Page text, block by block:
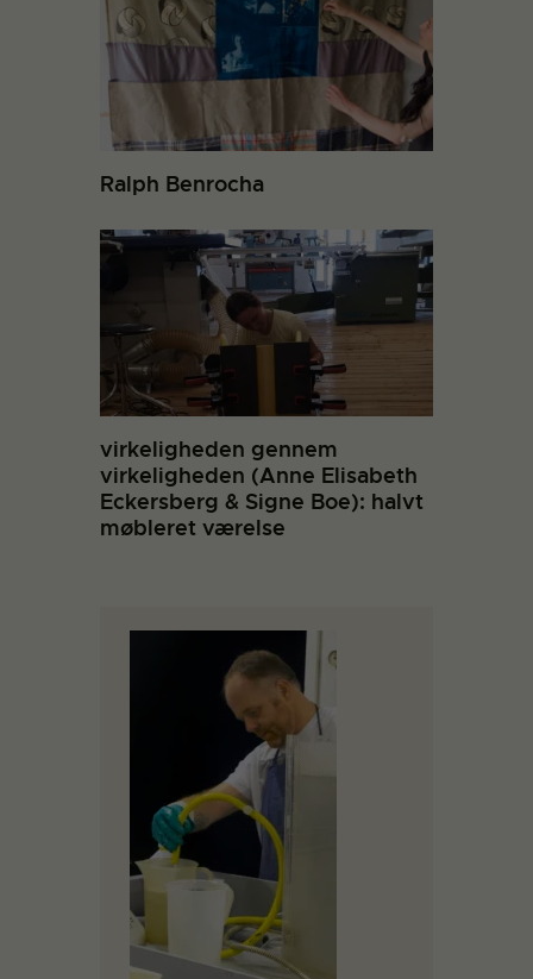
Ralph Benrocha
virkeligheden gennem
virkeligheden (Anne Elisabeth
Eckersberg & Signe Boe): halvt
møbleret værelse